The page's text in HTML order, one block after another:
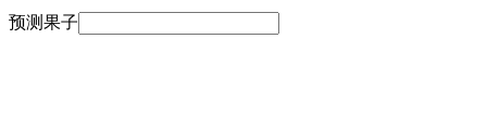
预测果子